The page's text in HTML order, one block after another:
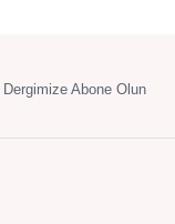
Dergimize Abone Olun